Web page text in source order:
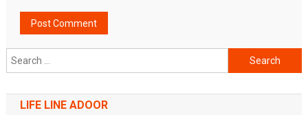
Search
for:
LIFE LINE ADOOR